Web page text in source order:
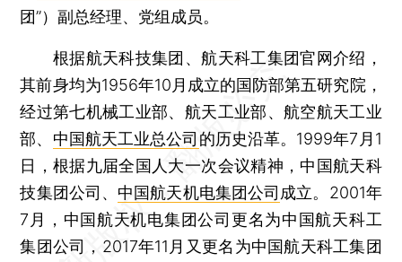
团”）副总经理、党组成员。
根据航天科技集团、航天科工集团官网介绍，
其前身均为1956年10月成立的国防部第五研究院，
经过第七机械工业部、航天工业部、航空航天工业
部、 中国航天工业总公司 的历史沿革。1999年7月1
日，根据九届全国人大一次会议精神，中国航天科
技集团公司、 中国航天机电集团公司 成立。2001年
7月，中国航天机电集团公司更名为中国航天科工
集团公司，2017年11月又更名为中国航天科工集团